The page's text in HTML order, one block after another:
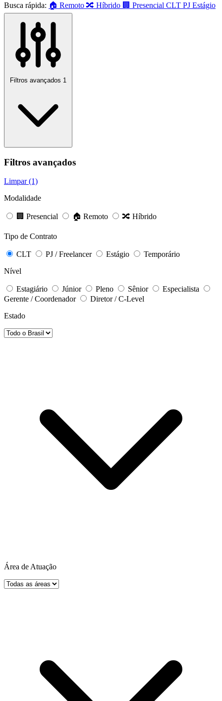
Busca rápida: 🏠 Remoto 🔀 Híbrido 🏢 Presencial CLT PJ Estágio
Filtros avançados 1
Filtros avançados
Limpar (1)
Modalidade
🏢 Presencial 🏠 Remoto 🔀 Híbrido
Tipo de Contrato
CLT PJ / Freelancer Estágio
Temporário
Nível
Estagiário Júnior Pleno Sênior
Especialista
Gerente / Coordenador
Diretor / C-Level
Estado
Área de Atuação